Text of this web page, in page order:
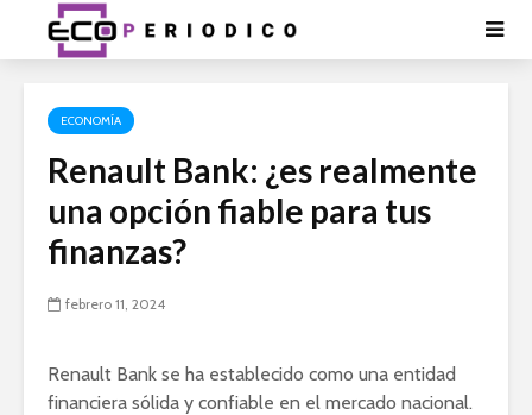
ECONOMÍA
Renault Bank: ¿es realmente
una opción fiable para tus
finanzas?
febrero 11, 2024
Renault Bank se ha establecido como una entidad
financiera sólida y confiable en el mercado nacional.